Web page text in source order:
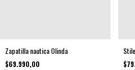
Zapatilla nautica Olinda
$69.990,00